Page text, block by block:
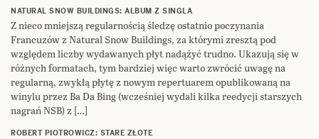
NATURAL SNOW BUILDINGS: ALBUM Z SINGLA
Z nieco mniejszą regularnością śledzę ostatnio poczynania
Francuzów z Natural Snow Buildings, za którymi zresztą pod
względem liczby wydawanych płyt nadążyć trudno. Ukazują się w
różnych formatach, tym bardziej więc warto zwrócić uwagę na
regularną, zwykłą płytę z nowym repertuarem opublikowaną na
winylu przez Ba Da Bing (wcześniej wydali kilka reedycji starszych
nagrań NSB) z […]
ROBERT PIOTROWICZ: STARE ZŁOTE